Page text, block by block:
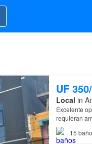
UF
Local in
Excelente
requieran
15